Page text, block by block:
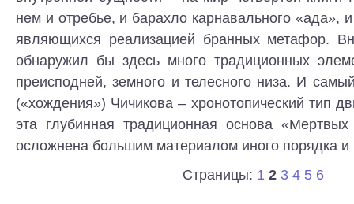
нем и отребье, и барахло карнавального «ада»,
являющихся реализацией бранных метафор.
обнаружил бы здесь много традиционных
преисподней, земного и телесного низа. И
(«хождения») Чичикова – хронотопический тип
эта глубинная традиционная основа
осложнена большим материалом иного порядка и
Страницы: 1 2 3 4 5 6